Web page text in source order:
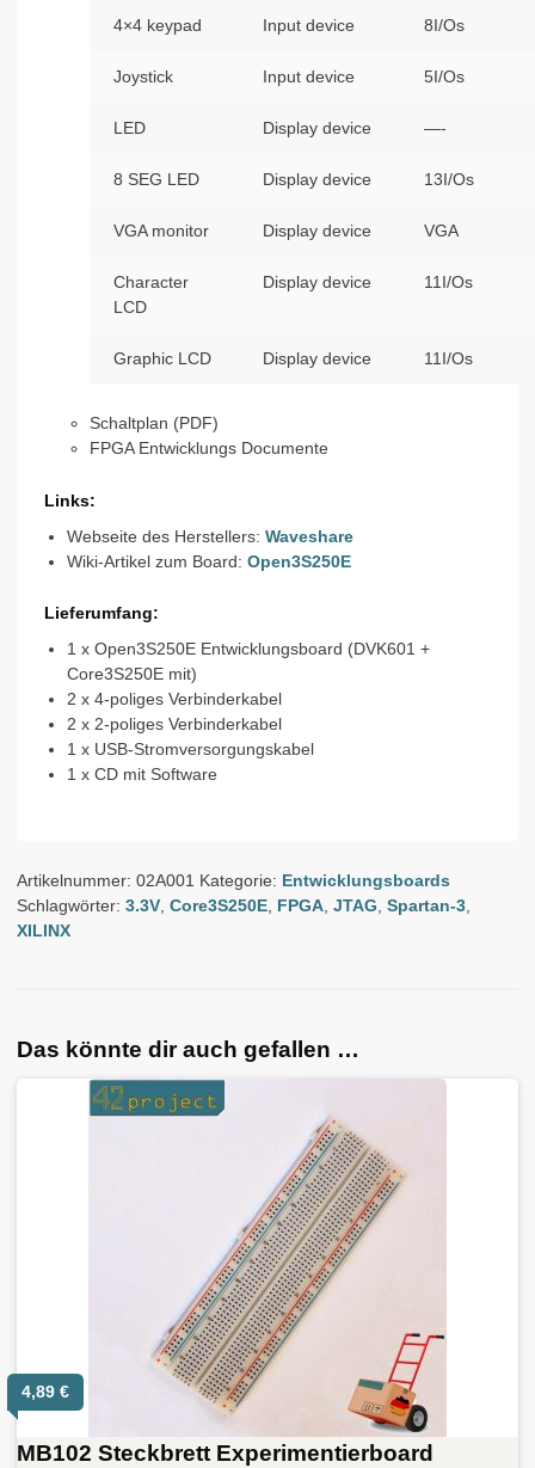
4×4 keypad Input device 8I/Os
Joystick Input device 5I/Os
LED Display device —-
8 SEG LED Display device 13I/Os
VGA monitor Display device VGA
Character
LCD
Display device 11I/Os
Graphic LCD Display device 11I/Os
Schaltplan (PDF)
FPGA Entwicklungs Documente
Links:
Webseite des Herstellers:Waveshare
Wiki-Artikel zum Board:Open3S250E
Lieferumfang:
1 x Open3S250E Entwicklungsboard (DVK601 +
Core3S250E mit)
2 x 4-poliges Verbinderkabel
2 x 2-poliges Verbinderkabel
1 x USB-Stromversorgungskabel
1 x CD mit Software
Artikelnummer: 02A001 Kategorie: Entwicklungsboards
Schlagwörter: 3.3V Core3S250E FPGA JTAG Spartan-3
XILINX
Das könnte dir auch gefallen …
4,89 €
MB102 Steckbrett Experimentierboard